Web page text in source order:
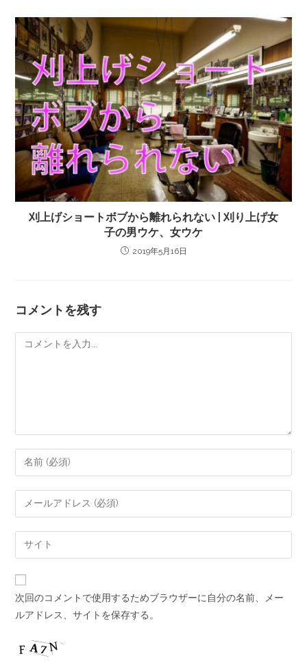
刈上げショートボブから離れられない | 刈り上げ女
子の男ウケ、女ウケ
2019年5月16日
コメントを残す
次回のコメントで使用するためブラウザーに自分の名前、メー
ルアドレス、サイトを保存する。